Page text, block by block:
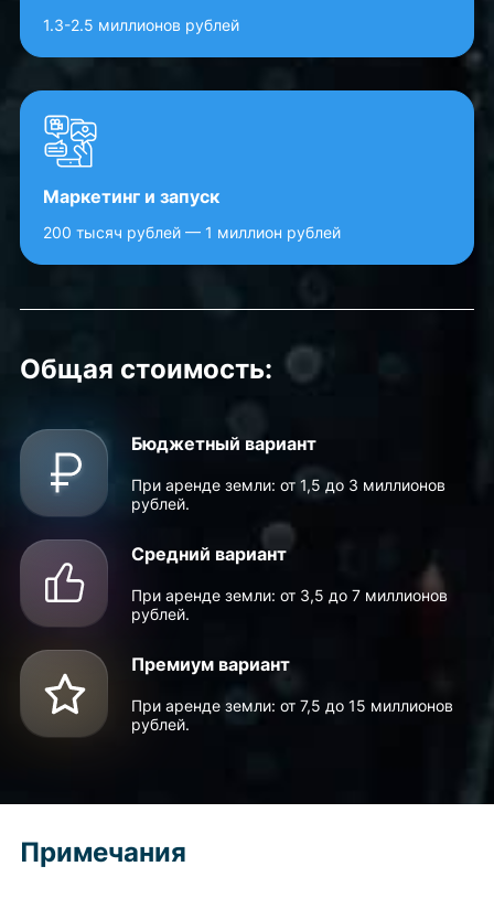
1.3-2.5 миллионов рублей
Маркетинг и запуск
200 тысяч рублей — 1 миллион рублей
Общая стоимость:
Бюджетный вариант
При аренде земли: от 1,5 до 3 миллионов
рублей.
Средний вариант
При аренде земли: от 3,5 до 7 миллионов
рублей.
Премиум вариант
При аренде земли: от 7,5 до 15 миллионов
рублей.
Примечания